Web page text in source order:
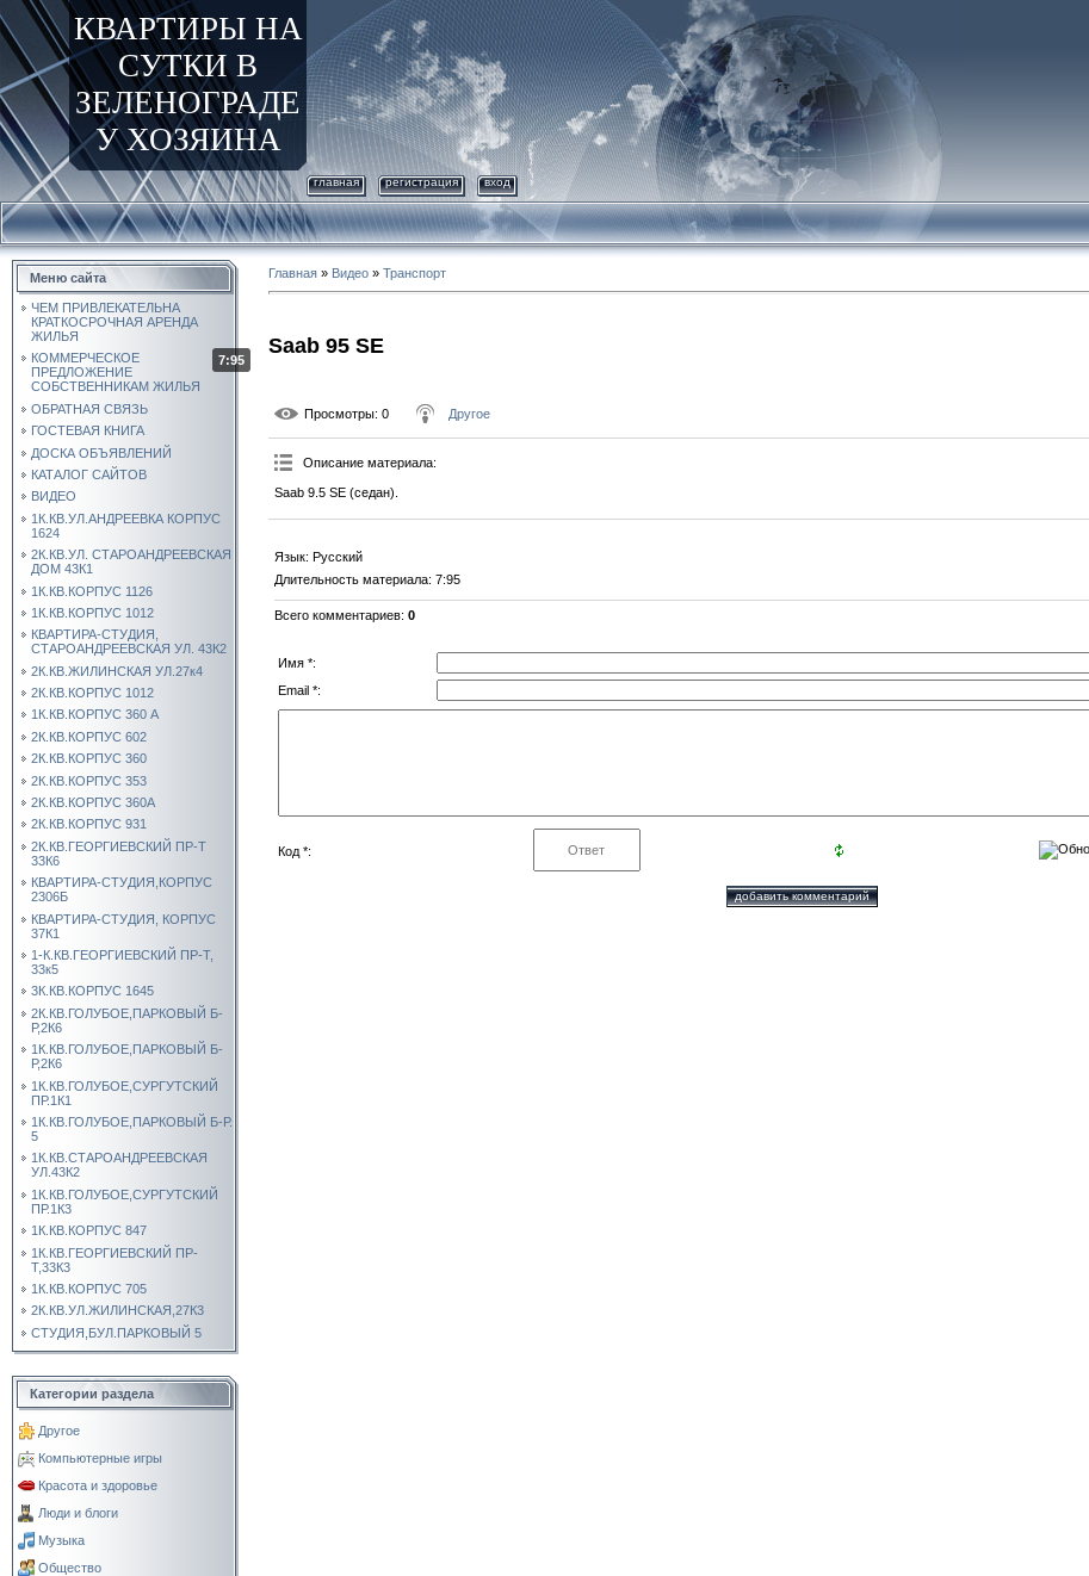
КВАРТИРЫ НА
СУТКИ В
ЗЕЛЕНОГРАДЕ
У ХОЗЯИНА
главная регистрация вход
Меню сайта
ЧЕМ ПРИВЛЕКАТЕЛЬНА
КРАТКОСРОЧНАЯ АРЕНДА
ЖИЛЬЯ
КОММЕРЧЕСКОЕ
ПРЕДЛОЖЕНИЕ
СОБСТВЕННИКАМ ЖИЛЬЯ
ОБРАТНАЯ СВЯЗЬ
ГОСТЕВАЯ КНИГА
ДОСКА ОБЪЯВЛЕНИЙ
КАТАЛОГ САЙТОВ
ВИДЕО
1К.КВ.УЛ.АНДРЕЕВКА КОРПУС
1624
2К.КВ.УЛ. СТАРОАНДРЕЕВСКАЯ
ДОМ 43К1
1К.КВ.КОРПУС 1126
1К.КВ.КОРПУС 1012
КВАРТИРА-СТУДИЯ,
СТАРОАНДРЕЕВСКАЯ УЛ. 43К2
2К.КВ.ЖИЛИНСКАЯ УЛ.27к4
2К.КВ.КОРПУС 1012
1К.КВ.КОРПУС 360 А
2К.КВ.КОРПУС 602
2К.КВ.КОРПУС 360
2К.КВ.КОРПУС 353
2К.КВ.КОРПУС 360А
2К.КВ.КОРПУС 931
2К.КВ.ГЕОРГИЕВСКИЙ ПР-Т
33К6
КВАРТИРА-СТУДИЯ,КОРПУС
2306Б
КВАРТИРА-СТУДИЯ, КОРПУС
37К1
1-К.КВ.ГЕОРГИЕВСКИЙ ПР-Т,
33к5
3К.КВ.КОРПУС 1645
2К.КВ.ГОЛУБОЕ,ПАРКОВЫЙ Б-
Р,2К6
1К.КВ.ГОЛУБОЕ,ПАРКОВЫЙ Б-
Р,2К6
1К.КВ.ГОЛУБОЕ,СУРГУТСКИЙ
ПР.1К1
1К.КВ.ГОЛУБОЕ,ПАРКОВЫЙ Б-Р.
5
1К.КВ.СТАРОАНДРЕЕВСКАЯ
УЛ.43К2
1К.КВ.ГОЛУБОЕ,СУРГУТСКИЙ
ПР.1К3
1К.КВ.КОРПУС 847
1К.КВ.ГЕОРГИЕВСКИЙ ПР-
Т,33К3
1К.КВ.КОРПУС 705
2К.КВ.УЛ.ЖИЛИНСКАЯ,27К3
СТУДИЯ,БУЛ.ПАРКОВЫЙ 5
Категории раздела
Другое
Компьютерные игры
Красота и здоровье
Люди и блоги
Музыка
Общество
Главная » Видео » Транспорт
Saab 95 SE
7:95
Просмотры: 0 Другое
Описание материала:
Saab 9.5 SE (седан).
Язык: Русский
Длительность материала: 7:95
Всего комментариев: 0
Имя *:
Email *:
Код *: